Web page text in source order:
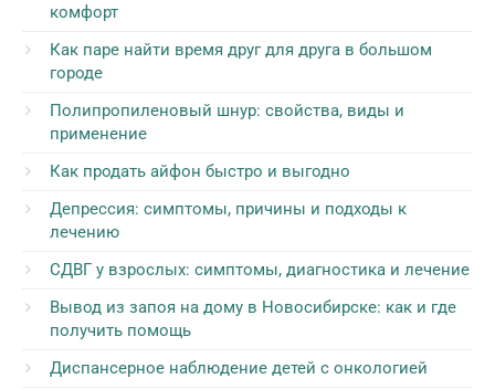
комфорт
Как паре найти время друг для друга в большом
городе
Полипропиленовый шнур: свойства, виды и
применение
Как продать айфон быстро и выгодно
Депрессия: симптомы, причины и подходы к
лечению
СДВГ у взрослых: симптомы, диагностика и лечение
Вывод из запоя на дому в Новосибирске: как и где
получить помощь
Диспансерное наблюдение детей с онкологией